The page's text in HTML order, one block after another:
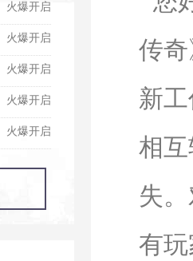
火爆开启
火爆开启
火爆开启
火爆开启
火爆开启
传
新
相
失
有